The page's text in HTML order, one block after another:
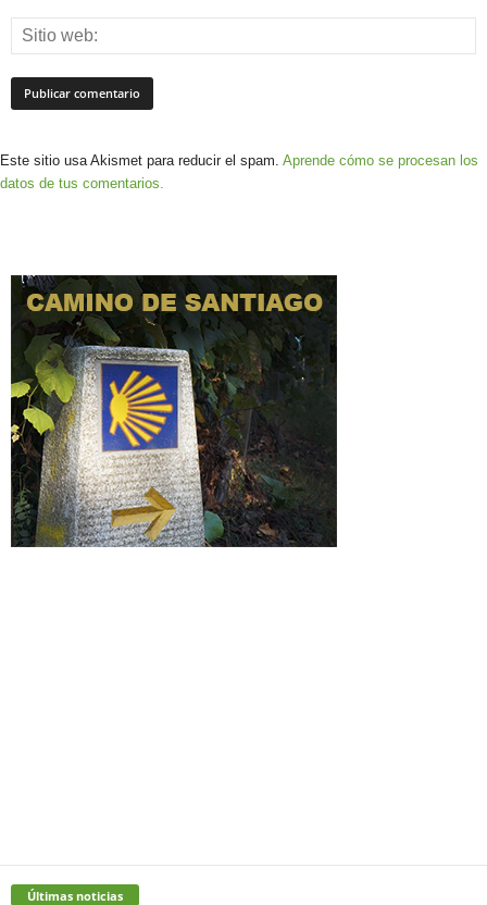
Este sitio usa Akismet para reducir el spam. Aprende cómo se procesan los
datos de tus comentarios.
Últimas noticias